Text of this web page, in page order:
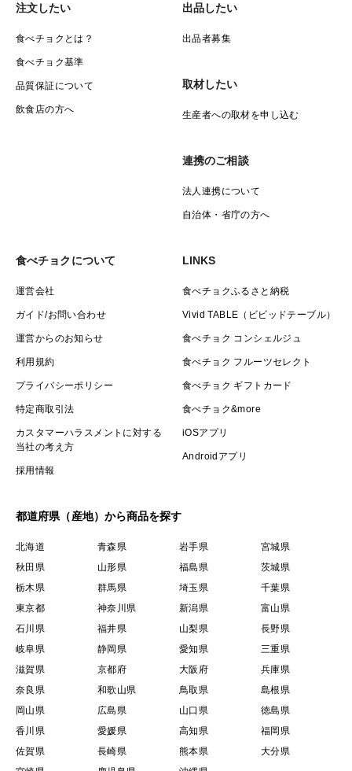
注文したい
食べチョクとは？
食べチョク基準
品質保証について
飲食店の方へ
出品したい
出品者募集
取材したい
生産者への取材を申し込む
連携のご相談
法人連携について
自治体・省庁の方へ
食べチョクについて
運営会社
ガイド/お問い合わせ
運営からのお知らせ
利用規約
プライバシーポリシー
特定商取引法
カスタマーハラスメントに対する
当社の考え方
採用情報
LINKS
食べチョクふるさと納税
Vivid TABLE（ビビッドテーブル）
食べチョク コンシェルジュ
食べチョク フルーツセレクト
食べチョク ギフトカード
食べチョク&more
iOSアプリ
Androidアプリ
都道府県（産地）から商品を探す
北海道 青森県 岩手県
宮城県
秋田県
山形県 福島県
茨城県
栃木県
群馬県 埼玉県
千葉県
東京都
神奈川県 新潟県
富山県
石川県
福井県 山梨県
長野県
岐阜県
静岡県 愛知県
三重県
滋賀県
京都府 大阪府
兵庫県
奈良県
和歌山県 鳥取県
島根県
岡山県
広島県 山口県
徳島県
香川県
愛媛県 高知県
福岡県
佐賀県
長崎県 熊本県
大分県